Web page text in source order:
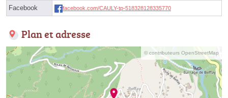
Facebook facebook.com/CAULY-tp-518328128335770
Plan et adresse
© contributeurs OpenStreetMap